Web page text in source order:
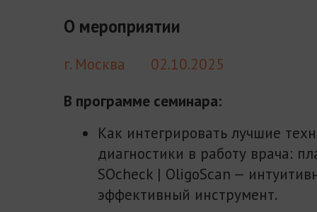
О мероприятии
г. Москва
02.10.2025
В программе семинара:
Как интегрировать лучшие
диагностики в работу врача:
SOcheck | OligoScan —
эффективный инструмент.